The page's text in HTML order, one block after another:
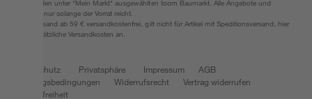
sich auf den unter "Mein Markt" ausgewählten toom Baumarkt. Alle Angebote und
Produkte nur solange der Vorrat reicht.
*Paketversand ab 59 € versandkostenfrei, gilt nicht für Artikel mit Speditionsversand, hier
fallen zusätzliche Versandkosten an.
Datenschutz Privatsphäre Impressum
AGB
Nutzungsbedingungen
Widerrufsrecht
Vertrag widerrufen
Barrierefreiheit